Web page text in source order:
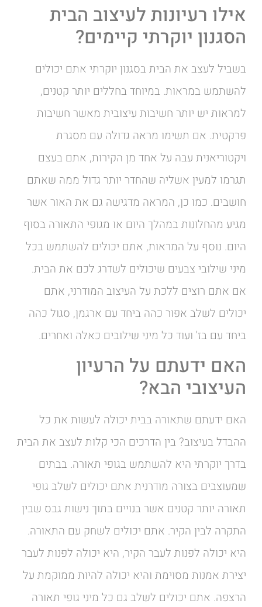
אילו רעיונות לעיצוב הבית
הסגנון יוקרתי קיימים?
בשביל לעצב את הבית בסגנון יוקרתי אתם יכולים
להשתמש במראות. במיוחד בחללים יותר קטנים,
למראות יש יותר חשיבות עיצובית מאשר חשיבות
פרקטית. אם תשימו מראה גדולה עם מסגרת
ויקטוריאנית עבה על אחד מן הקירות, אתם בעצם
תגרמו למעין אשליה שהחדר יותר גדול ממה שאתם
חושבים. כמו כן, המראה מדגישה גם את האור אשר
מגיע מהחלונות במהלך היום או מגופי התאורה בסוף
היום. נוסף על המראות, אתם יכולים להשתמש בכל
מיני שילובי צבעים שיכולים לשדרג לכם את הבית.
אם אתם רוצים ללכת על העיצוב המודרני, אתם
יכולים לשלב אפור כהה ביחד עם ארגמן, סגול כהה
ביחד עם בז' ועוד כל מיני שילובים כאלה ואחרים.
האם ידעתם על הרעיון
העיצובי הבא?
האם ידעתם שתאורה בבית יכולה לעשות את כל
ההבדל בעיצוב? בין הדרכים הכי קלות לעצב את הבית
בדרך יוקרתי היא להשתמש בגופי תאורה. בבתים
שמעוצבים בצורה מודרנית אתם יכולים לשלב גופי
תאורה יותר קטנים אשר בנויים בתוך נישות גבס שבין
התקרה לבין הקיר. אתם יכולים לשחק עם התאורה.
היא יכולה לפנות לעבר הקיר, היא יכולה לפנות לעבר
יצירת אמנות מסוימת והיא יכולה להיות ממוקמת על
הרצפה. אתם יכולים לשלב גם כל מיני גופי תאורה